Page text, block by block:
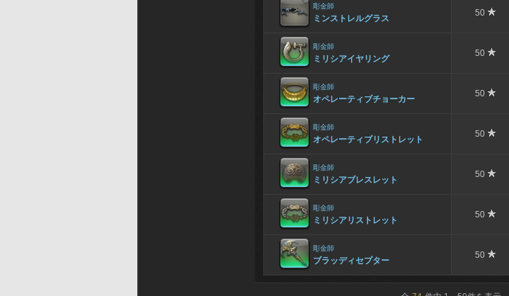
彫金師
ミンストレルグラス
50
彫金師
ミリシアイヤリング
50
彫金師
オペレーティブチョーカー
50
彫金師
オペレーティブリストレット
50
彫金師
ミリシアブレスレット
50
彫金師
ミリシアリストレット
50
彫金師
ブラッディセプター
50